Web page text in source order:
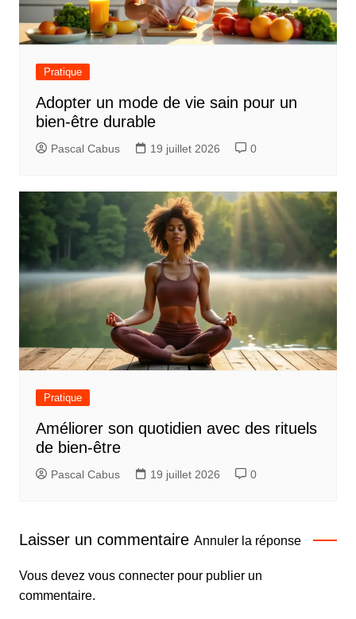
Pratique
Adopter un mode de vie sain pour un
bien-être durable
Pascal Cabus 19 juillet 2026 0
Pratique
Améliorer son quotidien avec des rituels
de bien-être
Pascal Cabus 19 juillet 2026 0
Laisser un commentaire Annuler la réponse
Vous devez vous connecterpour publier un
commentaire.